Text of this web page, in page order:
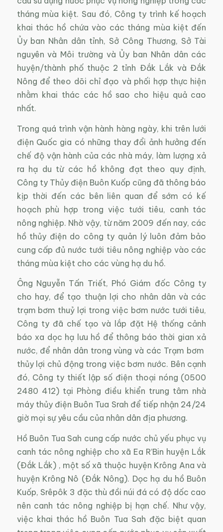
tháng mùa kiệt. Sau đó, Công ty trình kế hoạch
khai thác hồ chứa vào các tháng mùa kiệt đến
Ủy ban Nhân dân tỉnh, Sở Công Thương, Sở Tài
nguyên và Môi trường và Ủy ban Nhân dân các
huyện/thành phố thuộc 2 tỉnh Đắk Lắk và Đắk
Nông để theo dõi chỉ đạo và phối hợp thực hiện
nhằm khai thác các hồ sao cho hiệu quả cao
nhất.
Trong quá trình vận hành hàng ngày, khi trên lưới
điện Quốc gia có những thay đổi ảnh hưởng đến
chế độ vận hành của các nhà máy, làm lượng xả
ra hạ du từ các hồ không đạt theo quy định,
Công ty Thủy điện Buôn Kuốp cũng đã thông báo
kịp thời đến các bên liên quan để sớm có kế
hoạch phù hợp trong việc tưới tiêu, canh tác
nông nghiệp. Nhờ vậy, từ năm 2009 đến nay, các
hồ thủy điện do công ty quản lý luôn đảm bảo
cung cấp đủ nước tưới tiêu nông nghiệp vào các
tháng mùa kiệt cho các vùng hạ du hồ.
Ông Nguyễn Tấn Triết, Phó Giám đốc Công ty
cho hay, để tạo thuận lợi cho nhân dân và các
trạm bơm thuỷ lợi trong việc bơm nước tưới tiêu,
Công ty đã chế tạo và lắp đặt Hệ thống cảnh
báo xa dọc hạ lưu hồ để thông báo thời gian xả
nước, để nhân dân trong vùng và các Trạm bơm ​
thủy lợi chủ động trong việc bơm nước. Bên cạnh
đó, Công ty thiết lập số điện thoại nóng (0500
2480 412) tại Phòng điều khiển trung tâm nhà
máy thủy điện Buôn Tua Srah để tiếp nhận 24/24
giờ mọi sự yêu cầu của nhân dân địa phương.
Hồ Buôn Tua Sah cung cấp nước chủ yếu phục vụ
canh tác nông nghiệp cho xã Ea R’Bin huyện Lắk
(Đắk Lắk) , một số xã thuộc huyện Krông Ana và
huyện Krông Nô (Đắk Nông). Dọc hạ du hồ Buôn
Kuốp, Srêpôk 3 đặc thù đồi núi đá có độ dốc cao
nên canh tác nông nghiệp bị hạn chế. Như vậy,
việc khai thác hồ Buôn Tua Sah đặc biệt quan